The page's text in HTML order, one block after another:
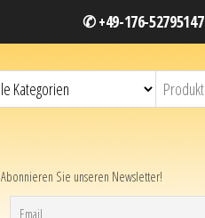
✆ +49-176-52795147
Abonnieren Sie unseren Newsletter!